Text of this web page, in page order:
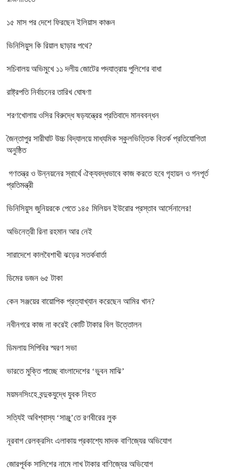
১৫ মাস পর দেশে ফিরছেন ইলিয়াস কাঞ্চন
ভিনিসিয়ুস কি রিয়াল ছাড়ার পথে?
সচিবালয় অভিমুখে ১১ দলীয় জোটের পদযাত্রায় পুলিশের বাধা
রাষ্ট্রপতি নির্বাচনের তারিখ ঘোষণা
শরণখোলায় ওসির বিরুদ্ধে ষড়যন্ত্রের প্রতিবাদে মানববন্ধন
জৈন্তাপুর সারীঘাট উচ্চ বিদ্যালয়ে মাধ্যমিক স্কুলভিত্তিক বিতর্ক প্রতিযোগিতা
অনুষ্ঠিত
গণতন্ত্র ও উন্নয়নের স্বার্থে ঐক্যবদ্ধভাবে কাজ করতে হবে গৃহায়ন ও গনপূর্ত
প্রতিমন্ত্রী
ভিনিসিয়ুস জুনিয়রকে পেতে ১৪৫ মিলিয়ন ইউরোর প্রস্তাব আর্সেনালের!
অভিনেত্রী রিনা রহমান আর নেই
সারাদেশে কালবৈশাখী ঝড়ের সতর্কবার্তা
ডিমের ডজন ৬৫ টাকা
কেন সঞ্জয়ের বায়োপিক প্রত্যাখ্যান করেছেন আমির খান?
নবীনগরে কাজ না করেই কোটি টাকার বিল উত্তোলন
ডিমলায় সিপিবির স্মরণ সভা
ভারতে মুক্তি পাচ্ছে বাংলাদেশের ‘ভুবন মাঝি’
ময়মনসিংহে বন্দুকযুদ্ধে যুবক নিহত
সত্যিই অবিশ্বাস্য ‘সাঞ্জু’তে রণবীরের লুক
নূরবাগ রেলক্রসিং এলাকায় প্রকাশ্যে মাদক বাণিজ্যের অভিযোগ
জোরপূর্বক সালিশের নামে লাখ টাকার বাণিজ্যের অভিযোগ